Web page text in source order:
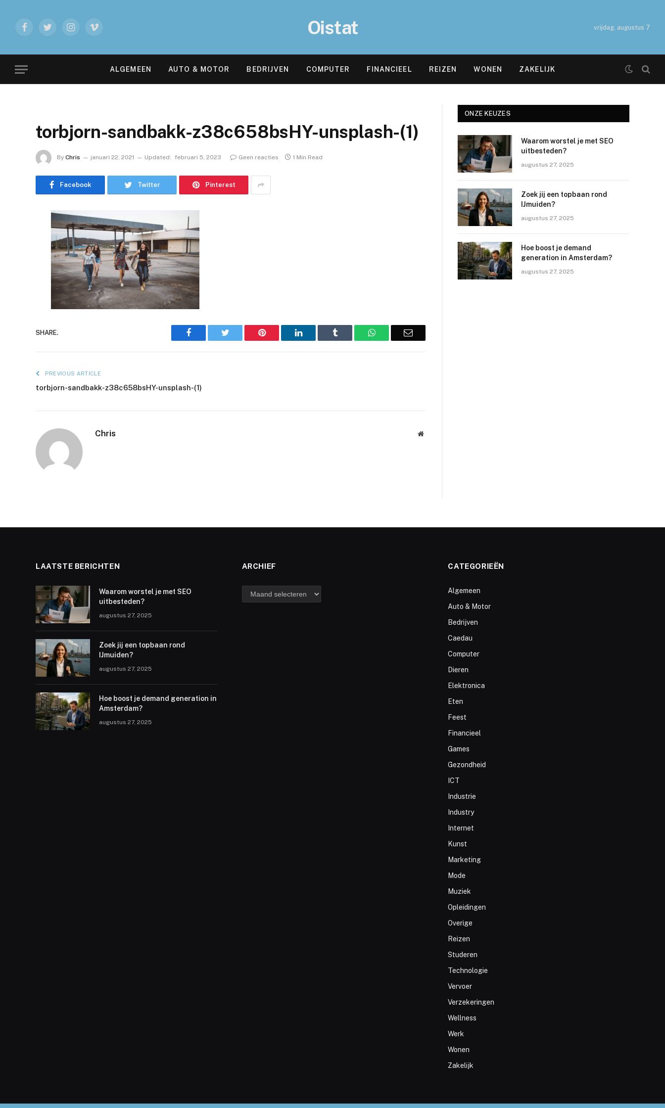
FacebookTwitterInstagramVimeo Oistat vrijdag, augustus 7
ALGEMEEN AUTO & MOTOR BEDRIJVEN COMPUTER FINANCIEEL REIZEN WONEN ZAKELIJK
torbjorn-sandbakk-z38c658bsHY-unsplash-(1)
By Chris januari 22, 2021 Updated: februari 5, 2023 Geen reacties 1 Min Read
Facebook Twitter Pinterest
SHARE. Facebook Twitter Pinterest LinkedIn Tumblr WhatsAppEmail
PREVIOUS ARTICLE
torbjorn-sandbakk-z38c658bsHY-unsplash-(1)
Chris Website
ONZE KEUZES
Waarom worstel je met SEO
uitbesteden?
augustus 27, 2025
Zoek jij een topbaan rond
IJmuiden?
augustus 27, 2025
Hoe boost je demand
generation in Amsterdam?
augustus 27, 2025
LAATSTE BERICHTEN
Waarom worstel je met SEO
uitbesteden?
augustus 27, 2025
Zoek jij een topbaan rond
IJmuiden?
augustus 27, 2025
Hoe boost je demand generation in
Amsterdam?
augustus 27, 2025
ARCHIEF
archief
CATEGORIEËN
Algemeen
Auto & Motor
Bedrijven
Caedau
Computer
Dieren
Elektronica
Eten
Feest
Financieel
Games
Gezondheid
ICT
Industrie
Industry
Internet
Kunst
Marketing
Mode
Muziek
Opleidingen
Overige
Reizen
Studeren
Technologie
Vervoer
Verzekeringen
Wellness
Werk
Wonen
Zakelijk